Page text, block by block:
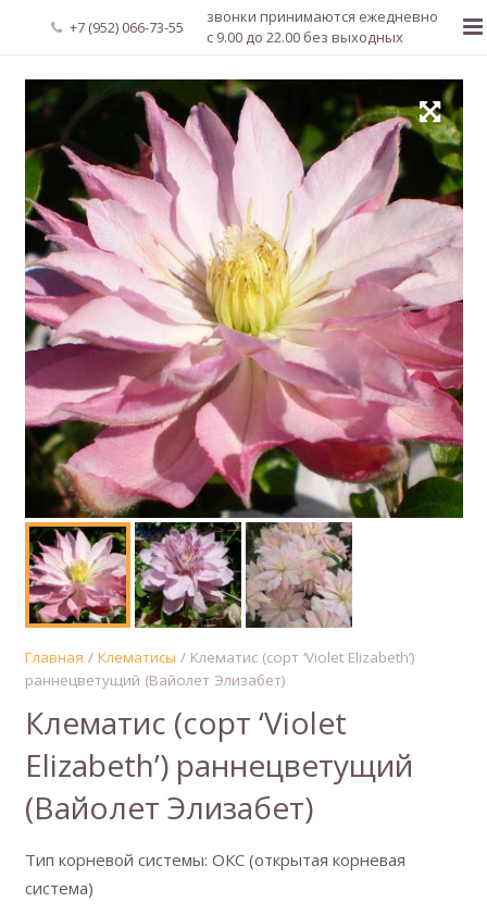
+7 (952) 066-73-55
звонки принимаются ежедневно
с 9.00 до 22.00 без выходных
Главная
Новости
Каталог растений
Доставка и оплата
Мой аккаунт
Регистрация
Главная / Клематисы / Клематис (сорт ‘Violet Elizabeth’)
раннецветущий (Вайолет Элизабет)
Клематис (сорт ‘Violet
Elizabeth’) раннецветущий
(Вайолет Элизабет)
Тип корневой системы: ОКС (открытая корневая
система)